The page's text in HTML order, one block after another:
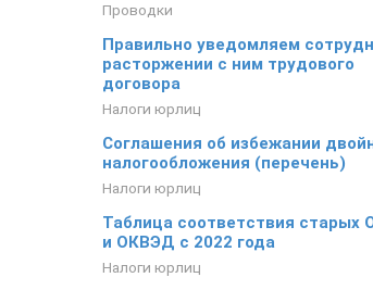
Проводки
Правильно уведомляем
расторжении с ним трудового
договора
Налоги юрлиц
Соглашения об избежании
налогообложения (перечень)
Налоги юрлиц
Таблица соответствия старых
и ОКВЭД с 2022 года
Налоги юрлиц